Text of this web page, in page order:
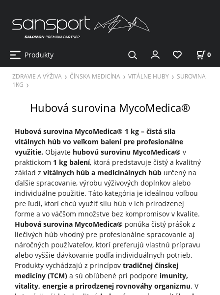
Produkty 0
ZDRAVIE A VÝŽIVA ČÍNSKA MEDICÍNA VITÁLNE HUBY
SUROVINA
1KG
Hubová surovina MycoMedica®
Hubová surovina MycoMedica® 1 kg – čistá sila
vitálnych húb vo veľkom balení pre profesionálne
využitie. Objavte hubovú surovinu MycoMedica® v
praktickom 1 kg balení, ktorá predstavuje čistý a kvalitný
základ z vitálnych húb a medicinálnych húburčený na
ďalšie spracovanie, výrobu výživových doplnkov alebo
individuálne použitie. Táto kategória je ideálnou voľbou
pre ľudí, ktorí chcú využiť silu húb v ich prirodzenej
forme a vo väčšom množstve bez kompromisov v kvalite.
Hubová surovina MycoMedica® ponúka čistý prášok z
liečivých húb vhodný pre profesionálne spracovanie aj
náročných používateľov, ktorí preferujú vlastnú prípravu
alebo vyššie dávkovanie podľa individuálnych potrieb.
Produkty vychádzajú z princípov tradičnej čínskej
medicíny (TCM)a sú obľúbené pri podpore imunity,
vitality, energie a prirodzenej rovnováhy organizmu. V